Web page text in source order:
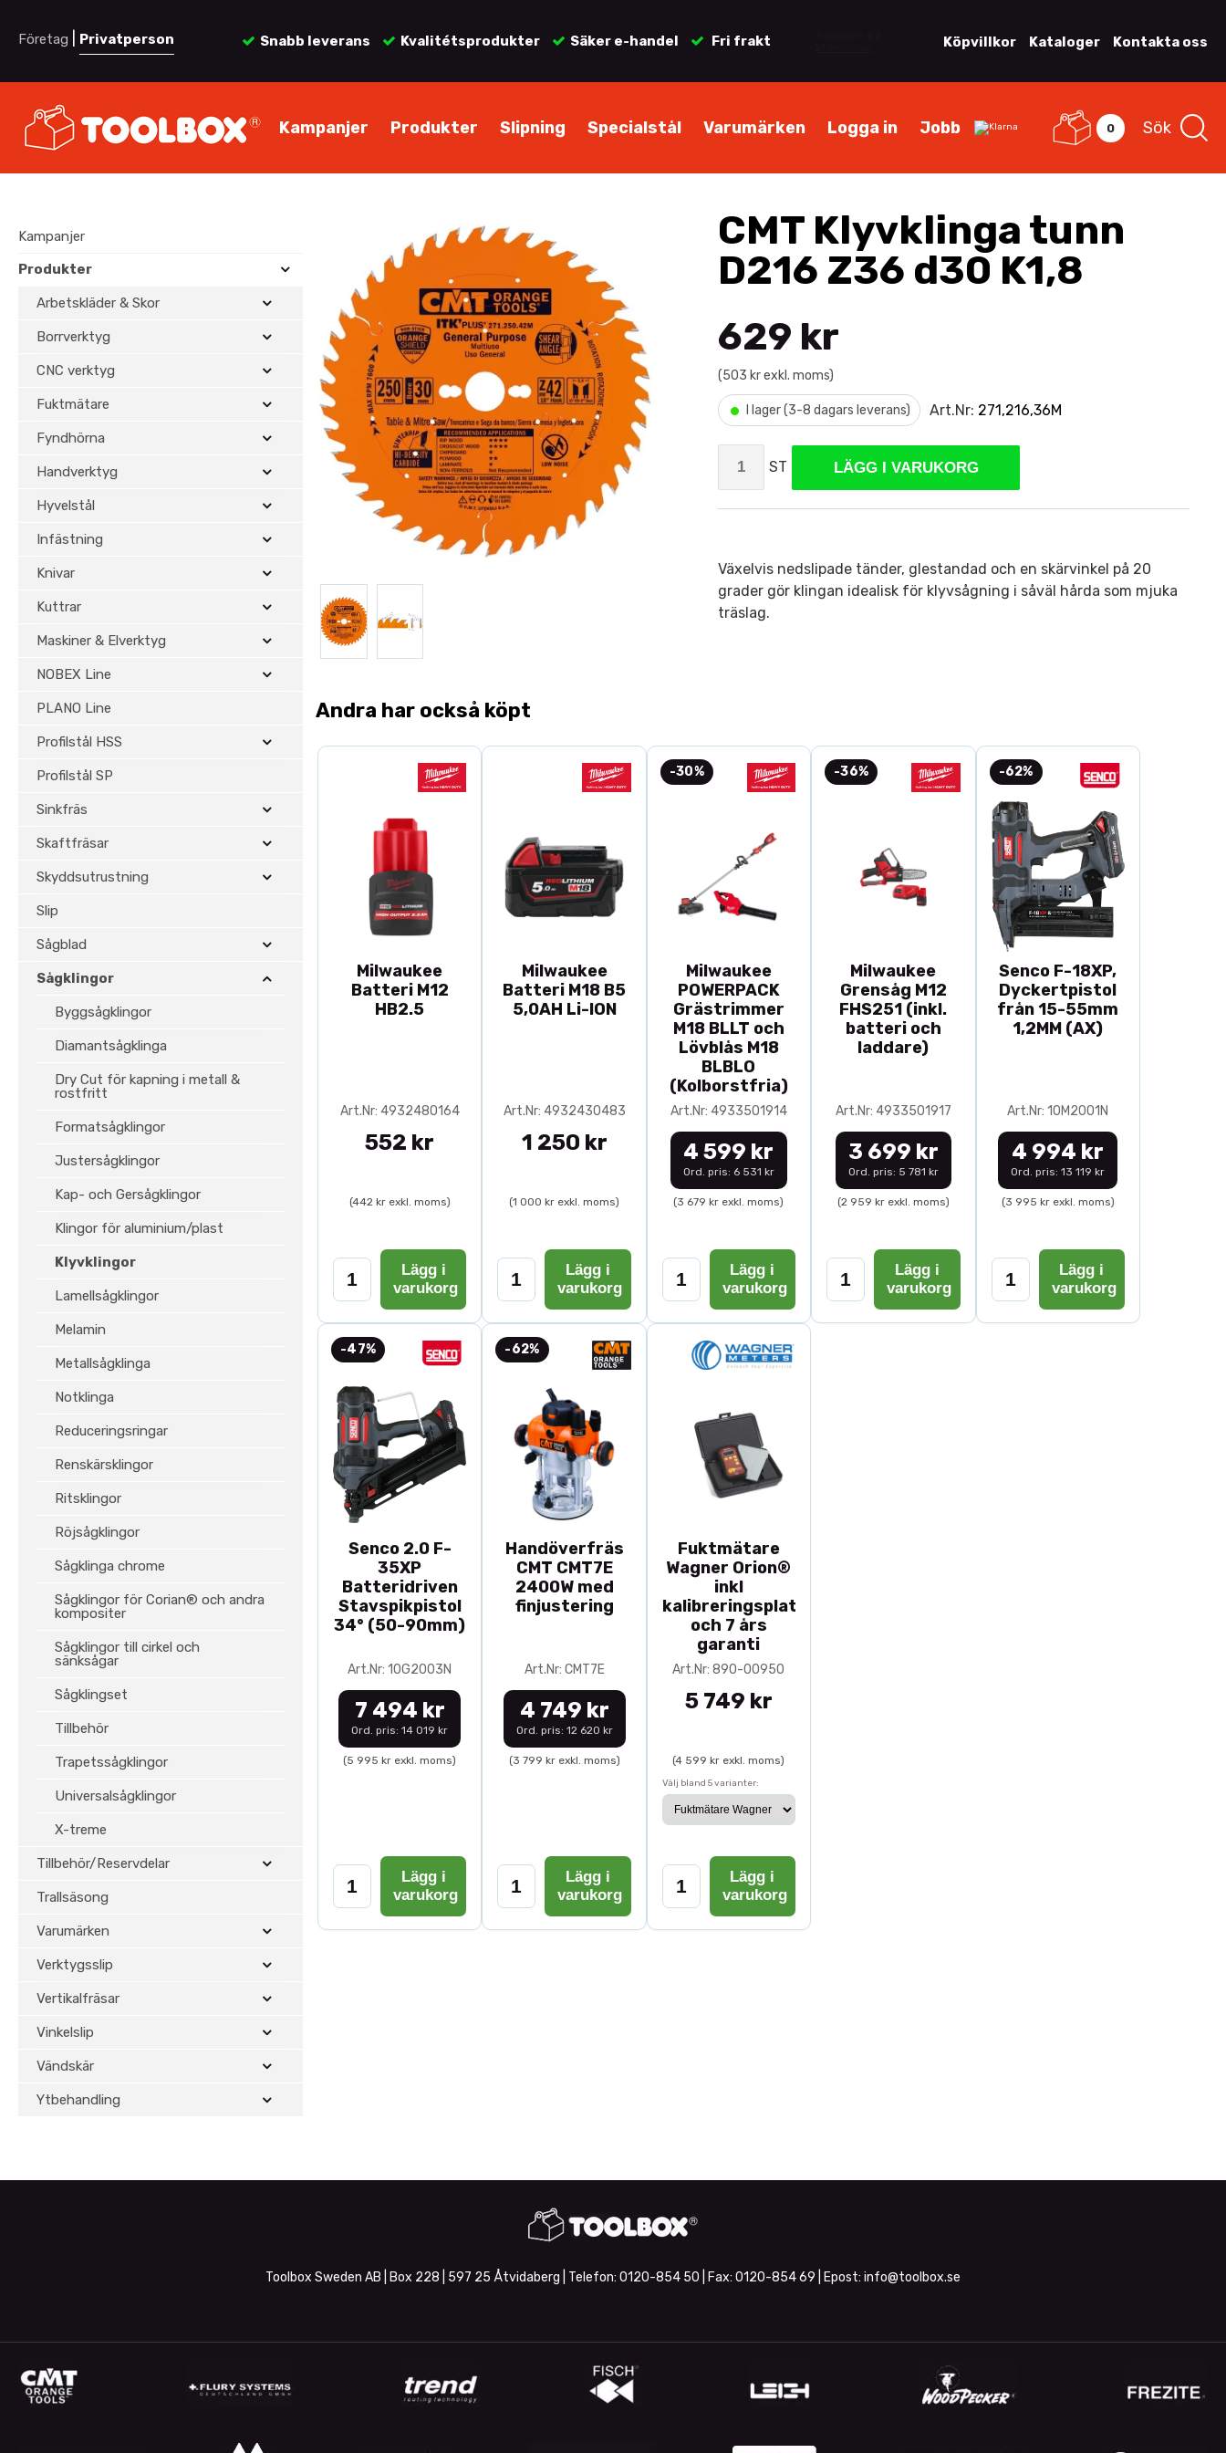
Företag Privatperson Snabb leverans Kvalitétsprodukter Säker e-handel Fri frakt Köpvillkor Kataloger Kontakta oss
Kampanjer Produkter Slipning Specialstål Varumärken Logga in Jobb 0 Sök
Kampanjer
Produkter
Arbetskläder & Skor
Borrverktyg
CNC verktyg
Fuktmätare
Fyndhörna
Handverktyg
Hyvelstål
Infästning
Knivar
Kuttrar
Maskiner & Elverktyg
NOBEX Line
PLANO Line
Profilstål HSS
Profilstål SP
Sinkfräs
Skaftfräsar
Skyddsutrustning
Slip
Sågblad
Sågklingor
Byggsågklingor
Diamantsågklinga
Dry Cut för kapning i metall &
rostfritt
Formatsågklingor
Justersågklingor
Kap- och Gersågklingor
Klingor för aluminium/plast
Klyvklingor
Lamellsågklingor
Melamin
Metallsågklinga
Notklinga
Reduceringsringar
Renskärsklingor
Ritsklingor
Röjsågklingor
Sågklinga chrome
Sågklingor för Corian® och andra
kompositer
Sågklingor till cirkel och
sänksågar
Sågklingset
Tillbehör
Trapetssågklingor
Universalsågklingor
X-treme
Tillbehör/Reservdelar
Trallsäsong
Varumärken
Verktygsslip
Vertikalfräsar
Vinkelslip
Vändskär
Ytbehandling
CMT Klyvklinga tunn
D216 Z36 d30 K1,8
629 kr
(503 kr exkl. moms)
• I lager (3-8 dagars leverans) Art.Nr: 271,216,36M
ST LÄGG I VARUKORG
Växelvis nedslipade tänder, glestandad och en skärvinkel på 20
grader gör klingan idealisk för klyvsågning i såväl hårda som mjuka
träslag.
Andra har också köpt
Milwaukee
Batteri M12
HB2.5
Art.Nr: 4932480164
552 kr
(442 kr exkl. moms)
Lägg i
varukorg
Milwaukee
Batteri M18 B5
5,0AH Li-ION
Art.Nr: 4932430483
1 250 kr
(1 000 kr exkl. moms)
Lägg i
varukorg
-30%
Milwaukee
POWERPACK
Grästrimmer
M18 BLLT och
Lövblås M18
BLBLO
(Kolborstfria)
Art.Nr: 4933501914
4 599 kr
Ord. pris: 6 531 kr
(3 679 kr exkl. moms)
Lägg i
varukorg
-36%
Milwaukee
Grensåg M12
FHS251 (inkl.
batteri och
laddare)
Art.Nr: 4933501917
3 699 kr
Ord. pris: 5 781 kr
(2 959 kr exkl. moms)
Lägg i
varukorg
-62%
Senco F-18XP,
Dyckertpistol
från 15-55mm
1,2MM (AX)
Art.Nr: 10M2001N
4 994 kr
Ord. pris: 13 119 kr
(3 995 kr exkl. moms)
Lägg i
varukorg
-47%
Senco 2.0 F-
35XP
Batteridriven
Stavspikpistol
34° (50-90mm)
Art.Nr: 10G2003N
7 494 kr
Ord. pris: 14 019 kr
(5 995 kr exkl. moms)
Lägg i
varukorg
-62%
Handöverfräs
CMT CMT7E
2400W med
finjustering
Art.Nr: CMT7E
4 749 kr
Ord. pris: 12 620 kr
(3 799 kr exkl. moms)
Lägg i
varukorg
Fuktmätare
Wagner Orion®
inkl
kalibreringsplatta
och 7 års
garanti
Art.Nr: 890-00950
5 749 kr
(4 599 kr exkl. moms)
Välj bland 5 varianter:
Lägg i
varukorg
Toolbox Sweden AB | Box 228 | 597 25 Åtvidaberg | Telefon: 0120-854 50 | Fax: 0120-854 69 | Epost: info@toolbox.se